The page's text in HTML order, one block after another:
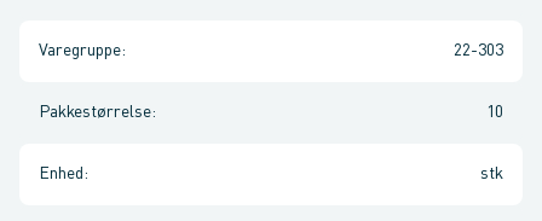
Varegruppe: 22-303
Pakkestørrelse: 10
Enhed : stk